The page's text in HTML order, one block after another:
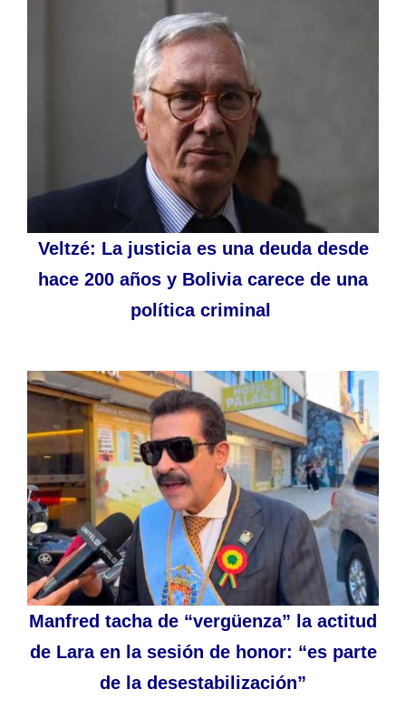
Veltzé: La justicia es una deuda desde
hace 200 años y Bolivia carece de una
política criminal
Manfred tacha de “vergüenza” la actitud
de Lara en la sesión de honor: “es parte
de la desestabilización”